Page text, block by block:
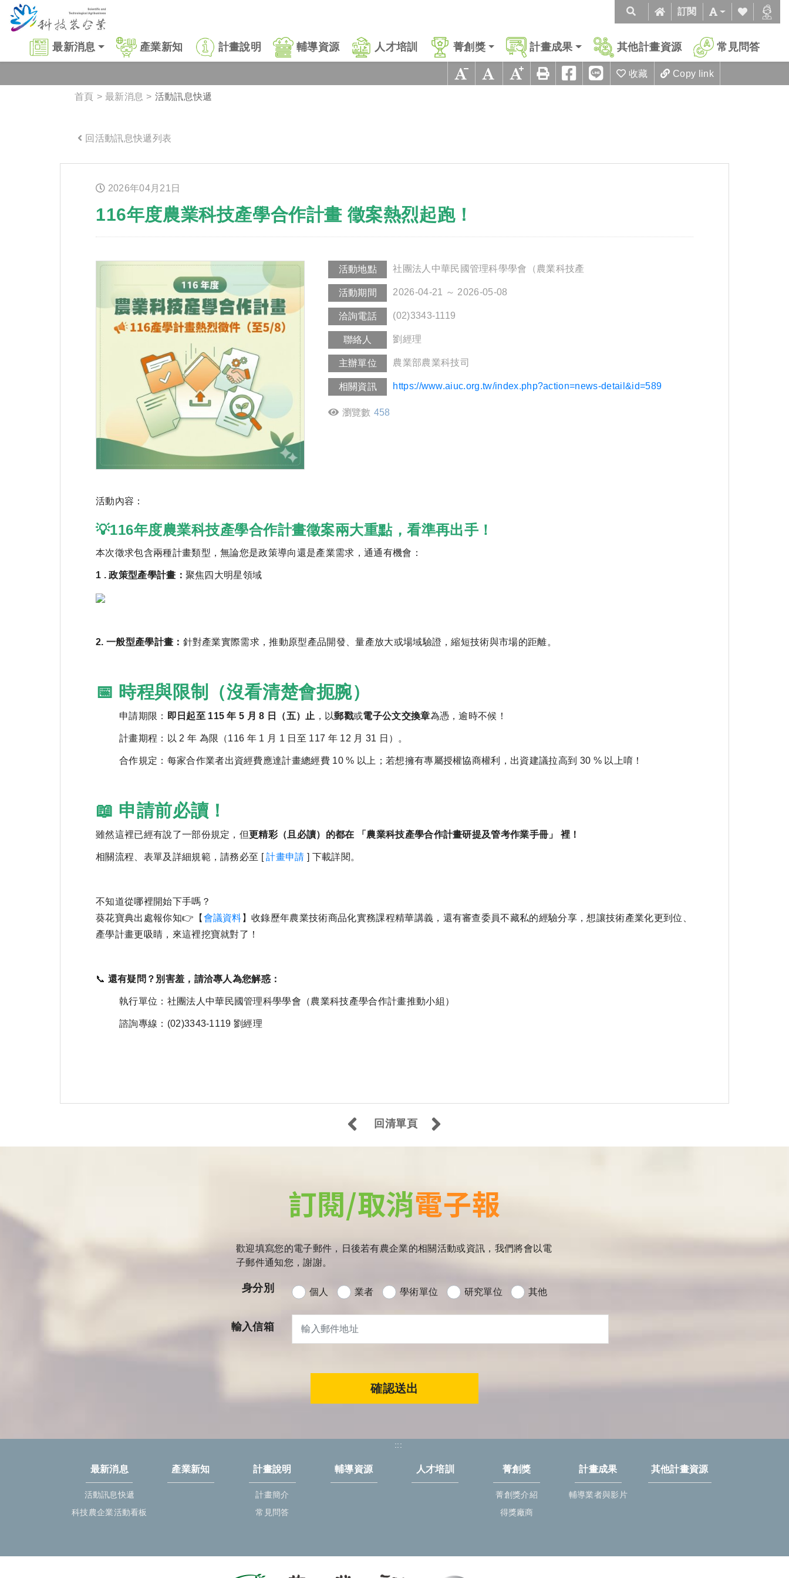
跳到主要內容區塊
訂閱
最新消息 產業新知 計畫說明 輔導資源 人才培訓 菁創獎 計畫成果 其他計畫資源 常見問答
收藏 Copy link
首頁 最新消息 活動訊息快遞
回活動訊息快遞列表
2026年04月 21 日
116年度農業科技產學合作計畫 徵案熱烈起跑！
活動地點 社團法人中華民國管理科學學會（農業科技產
活動期間 2026-04-21 ～ 2026-05-08
洽詢電話 (02)3343-1119
聯絡人 劉經理
主辦單位 農業部農業科技司
相關資訊 https://www.aiuc.org.tw/index.php?action=news-detail&id=589
瀏覽數 458
活動內容：
💡116年度農業科技產學合作計畫徵案兩大重點，看準再出手！
本次徵求包含兩種計畫類型，無論您是政策導向還是產業需求，通通有機會：
1 . 政策型產學計畫： 聚焦四大明星領域
2. 一般型產學計畫： 針對產業實際需求，推動原型產品開發、量產放大或場域驗證，縮短技術與市場的距離。
📅 時程與限制（沒看清楚會扼腕）
申請期限： 即日起至 115 年 5 月 8 日（五）止 ，以郵戳或電子公文交換章為憑，逾時不候！
計畫期程：以 2 年 為限（116 年 1 月 1 日至 117 年 12 月 31 日）。
合作規定：每家合作業者出資經費應達計畫總經費 10 % 以上；若想擁有專屬授權協商權利，出資建議拉高到 30 % 以上唷！
📖 申請前必讀！
雖然這裡已經有說了一部份規定，但更精彩（且必讀）的都在 「農業科技產學合作計畫研提及管考作業手冊」 裡！
相關流程、表單及詳細規範，請務必至 [計畫申請] 下載詳閱。
不知道從哪裡開始下手嗎？
葵花寶典出處報你知👉【 會議資料 】收錄歷年農業技術商品化實務課程精華講義，還有審查委員不藏私的經驗分享，想讓技術產業化更到位、
產學計畫更吸睛，來這裡挖寶就對了！
📞 還有疑問？別害羞，請洽專人為您解惑：
執行單位：社團法人中華民國管理科學學會（農業科技產學合作計畫推動小組）
諮詢專線：(02)3343-1119 劉經理
回清單頁
訂閱/取消電子報
歡迎填寫您的電子郵件，日後若有農企業的相關活動或資訊，我們將會以電
子郵件通知您，謝謝。
身分別 個人 業者 學術單位 研究單位 其他
輸入信箱
確認送出
:::
最新消息
活動訊息快遞
科技農企業活動看板
產業新知 計畫說明
計畫簡介
常見問答
輔導資源 人才培訓 菁創獎
菁創獎介紹
得獎廠商
計畫成果
輔導業者與影片
其他計畫資源